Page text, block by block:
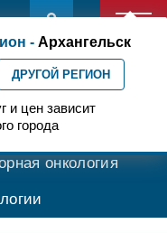
- Архангельск
ДРУГОЙ РЕГИОН
и цен зависит
городатерапия
онкология